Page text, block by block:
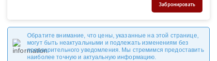
Забронировать
Обратите внимание, что цены, указанные на этой странице,
могут быть неактуальными и подлежать изменениям без
предварительного уведомления. Мы стремимся предоставить
наиболее точную и актуальную информацию.